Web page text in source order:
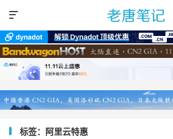

标签：阿里云特惠